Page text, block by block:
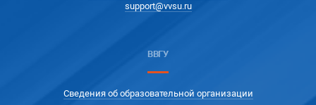
support@vvsu.ru
ВВГУ
Сведения об образовательной организации